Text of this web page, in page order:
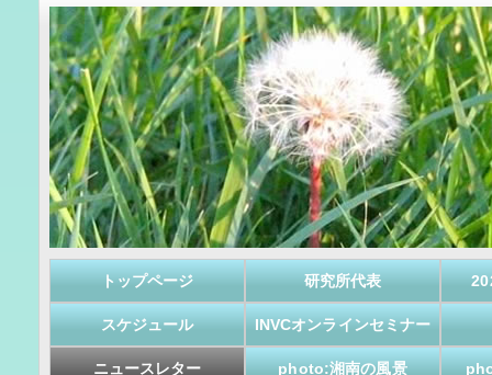
トップページ 研究所代表
スケジュール INVCオンラインセミナー
ニュースレター photo:湘南の風景